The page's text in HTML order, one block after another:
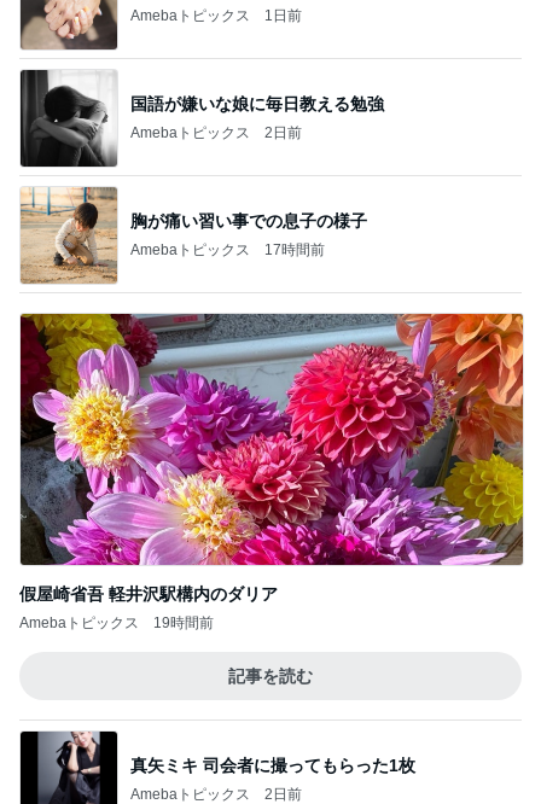
Amebaトピックス 1日前
国語が嫌いな娘に毎日教える勉強
Amebaトピックス 2日前
胸が痛い習い事での息子の様子
Amebaトピックス 17時間前
假屋崎省吾 軽井沢駅構内のダリア
Amebaトピックス 19時間前
記事を読む
真矢ミキ 司会者に撮ってもらった1枚
Amebaトピックス 2日前